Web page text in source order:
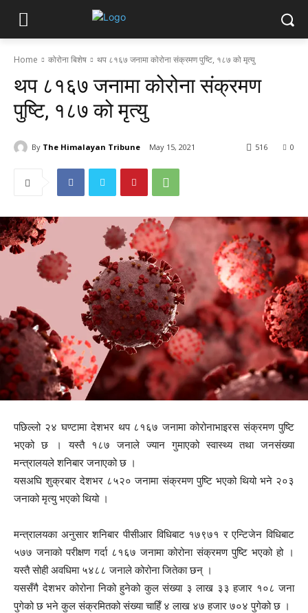
Home कोरोना बिशेष थप ८१६७ जनामा कोरोना संक्रमण पुष्टि, १८७ को मृत्यु
थप ८१६७ जनामा कोरोना संक्रमण
पुष्टि, १८७ को मृत्यु
By The Himalayan Tribune May 15, 2021 0
516
पछिल्लो २४ घण्टामा देशभर थप ८१६७ जनामा कोरोनाभाइरस संक्रमण पुष्टि
भएको छ । यस्तै १८७ जनाले ज्यान गुमाएको स्वास्थ्य तथा जनसंख्या
मन्त्रालयले शनिबार जनाएको छ ।
यसअघि शुक्रबार देशभर ८५२० जनामा संक्रमण पुष्टि भएको थियो भने २०३
जनाको मृत्यु भएको थियो ।
मन्त्रालयका अनुसार शनिबार पीसीआर विधिबाट १७९७१ र एन्टिजेन विधिबाट
५७७ जनाको परीक्षण गर्दा ८१६७ जनामा कोरोना संक्रमण पुष्टि भएको हो ।
यस्तै सोही अवधिमा ५४८८ जनाले कोरोना जितेका छन् ।
यससँगै देशभर कोरोना निको हुनेको कुल संख्या ३ लाख ३३ हजार १०८ जना
पुगेको छ भने कुल संक्रमितको संख्या चाहिँ ४ लाख ४७ हजार ७०४ पुगेको छ ।